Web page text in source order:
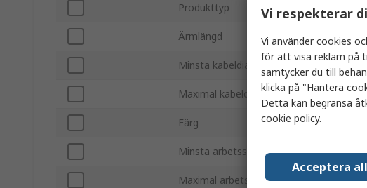
Produkttyp
Ärmlängd
Minsta kabeldiameter
Maximal kabeldiameter
Färg
Minsta arbetsstemperatur -
Maximal arbetstemperatur
Vi respekterar
Vi använder cookies
för att visa reklam på
samtycker du till
klicka på "Hantera
Detta kan begränsa
cookie policy.
Acceptera